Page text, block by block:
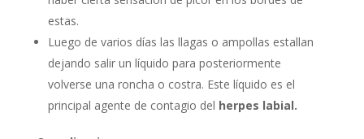
estas.
Luego de varios días las llagas o ampollas estallan
dejando salir un líquido para posteriormente
volverse una roncha o costra. Este líquido es el
principal agente de contagio del herpes labial.